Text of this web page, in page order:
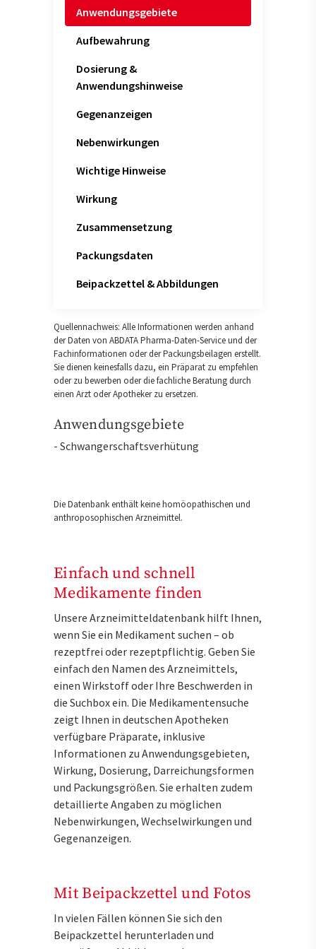
Anwendungsgebiete
Aufbewahrung
Dosierung &
Anwendungshinweise
Gegenanzeigen
Nebenwirkungen
Wichtige Hinweise
Wirkung
Zusammensetzung
Packungsdaten
Beipackzettel & Abbildungen
Quellennachweis: Alle Informationen werden anhand
der Daten von ABDATA Pharma-Daten-Service und der
Fachinformationen oder der Packungsbeilagen erstellt.
Sie dienen keinesfalls dazu, ein Präparat zu empfehlen
oder zu bewerben oder die fachliche Beratung durch
einen Arzt oder Apotheker zu ersetzen.
Anwendungsgebiete
- Schwangerschaftsverhütung
Die Datenbank enthält keine homöopathischen und
anthroposophischen Arzneimittel.
Einfach und schnell
Medikamente finden
Unsere Arzneimitteldatenbank hilft Ihnen,
wenn Sie ein Medikament suchen – ob
rezeptfrei oder rezeptpflichtig. Geben Sie
einfach den Namen des Arzneimittels,
einen Wirkstoff oder Ihre Beschwerden in
die Suchbox ein. Die Medikamentensuche
zeigt Ihnen in deutschen Apotheken
verfügbare Präparate, inklusive
Informationen zu Anwendungsgebieten,
Wirkung, Dosierung, Darreichungsformen
und Packungsgrößen. Sie erhalten zudem
detaillierte Angaben zu möglichen
Nebenwirkungen, Wechselwirkungen und
Gegenanzeigen.
Mit Beipackzettel und Fotos
In vielen Fällen können Sie sich den
Beipackzettel herunterladen und